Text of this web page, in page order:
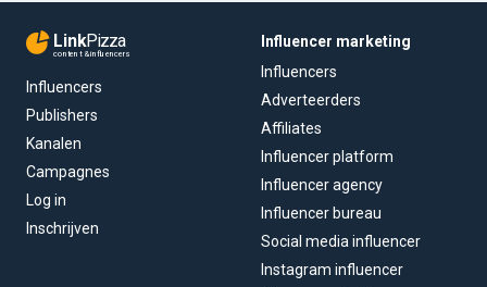
LinkPizza
content & influencers
Influencers
Publishers
Kanalen
Campagnes
Log in
Inschrijven
Influencer marketing
Influencers
Adverteerders
Affiliates
Influencer platform
Influencer agency
Influencer bureau
Social media influencer
Instagram influencer